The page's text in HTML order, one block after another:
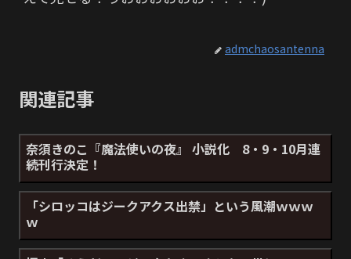
admchaosantenna
関連記事
奈須きのこ『魔法使いの夜』 小説化 8・9・10月連
続刊行決定！
「シロッコはジークアクス出禁」という風潮ｗｗｗ
ｗ